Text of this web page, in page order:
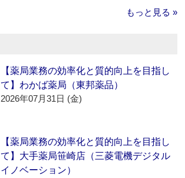
もっと見る »
【薬局業務の効率化と質的向上を目指し
て】わかば薬局（東邦薬品）
2026年07月31日 (金)
【薬局業務の効率化と質的向上を目指し
て】大手薬局笹崎店（三菱電機デジタル
イノベーション）